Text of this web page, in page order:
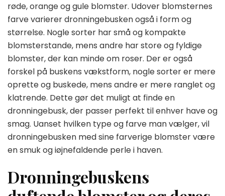
røde, orange og gule blomster. Udover blomsternes
farve varierer dronningebusken også i form og
størrelse. Nogle sorter har små og kompakte
blomsterstande, mens andre har store og fyldige
blomster, der kan minde om roser. Der er også
forskel på buskens vækstform, nogle sorter er mere
oprette og buskede, mens andre er mere ranglet og
klatrende. Dette gør det muligt at finde en
dronningebusk, der passer perfekt til enhver have og
smag. Uanset hvilken type og farve man vælger, vil
dronningebusken med sine farverige blomster være
en smuk og iøjnefaldende perle i haven.
Dronningebuskens